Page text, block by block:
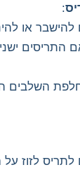
:
להישבר או
התריסים
השלבים
לתריס לזוז